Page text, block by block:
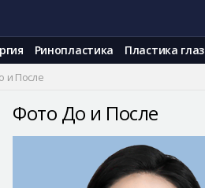
Ринопластика Пластика глаз
и После
Фото До и После